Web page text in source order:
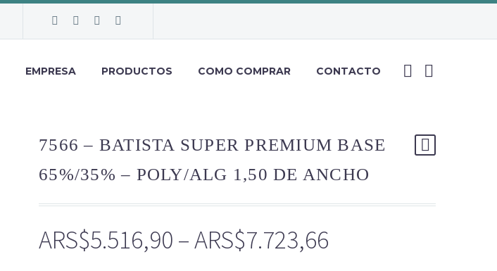
EMPRESA PRODUCTOS COMO COMPRAR CONTACTO
7566 – BATISTA SUPER PREMIUM BASE
65%/35% – POLY/ALG 1,50 DE ANCHO
ARS$5.516,90 –ARS$7.723,66